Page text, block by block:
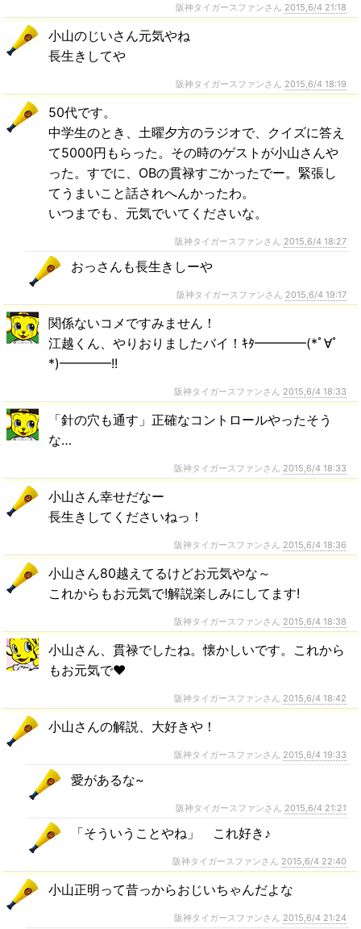
阪神タイガースファンさん 2015,6/4 21:18
小山のじいさん元気やね
長生きしてや
阪神タイガースファンさん 2015,6/4 18:19
50代です。
中学生のとき、土曜夕方のラジオで、クイズに答え
て5000円もらった。その時のゲストが小山さんや
った。すでに、OBの貫禄すごかったでー。緊張し
てうまいこと話されへんかったわ。
いつまでも、元気でいてくださいな。
阪神タイガースファンさん 2015,6/4 18:27
おっさんも長生きしーや
阪神タイガースファンさん 2015,6/4 19:17
関係ないコメですみません！
江越くん、やりおりましたバイ！ｷﾀ━━━━(*ﾟ∀ﾟ
*)━━━━!!
阪神タイガースファンさん 2015,6/4 18:33
「針の穴も通す」正確なコントロールやったそう
な…
阪神タイガースファンさん 2015,6/4 18:33
小山さん幸せだなー
長生きしてくださいねっ！
阪神タイガースファンさん 2015,6/4 18:36
小山さん80越えてるけどお元気やな～
これからもお元気で!解説楽しみにしてます!
阪神タイガースファンさん 2015,6/4 18:38
小山さん、貫禄でしたね。懐かしいです。これから
もお元気で❤
阪神タイガースファンさん 2015,6/4 18:42
小山さんの解説、大好きや！
阪神タイガースファンさん 2015,6/4 19:33
愛があるな~
阪神タイガースファンさん 2015,6/4 21:21
「そういうことやね」 これ好き♪
阪神タイガースファンさん 2015,6/4 22:40
小山正明って昔っからおじいちゃんだよな
阪神タイガースファンさん 2015,6/4 21:24